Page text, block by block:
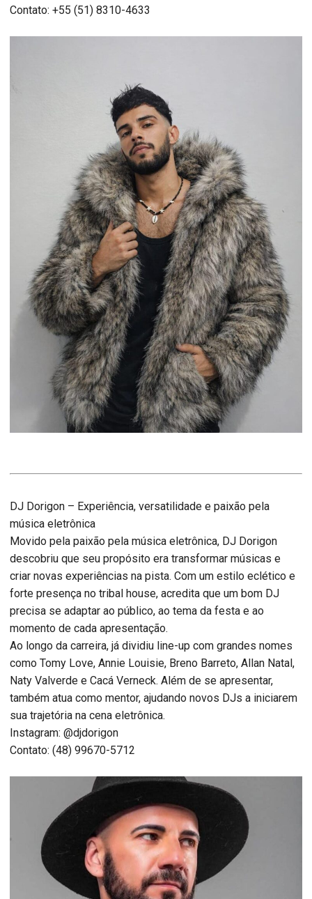
Contato: +55 (51) 8310-4633
DJ Dorigon – Experiência, versatilidade e paixão pela
música eletrônica
Movido pela paixão pela música eletrônica, DJ Dorigon
descobriu que seu propósito era transformar músicas e
criar novas experiências na pista. Com um estilo eclético e
forte presença no tribal house, acredita que um bom DJ
precisa se adaptar ao público, ao tema da festa e ao
momento de cada apresentação.
Ao longo da carreira, já dividiu line-up com grandes nomes
como Tomy Love, Annie Louisie, Breno Barreto, Allan Natal,
Naty Valverde e Cacá Verneck. Além de se apresentar,
também atua como mentor, ajudando novos DJs a iniciarem
sua trajetória na cena eletrônica.
Instagram: @djdorigon
Contato: (48) 99670-5712